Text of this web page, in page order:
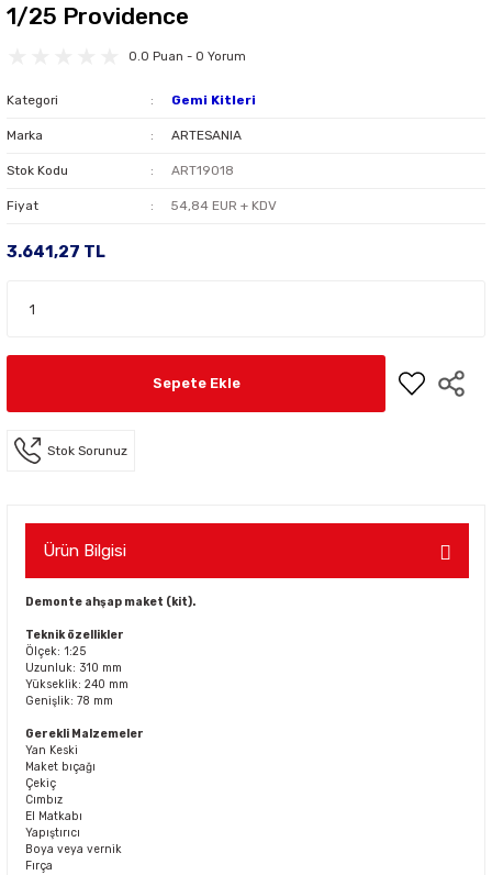
1/25 Providence
0.0 Puan - 0 Yorum
Kategori Gemi Kitleri
Marka ARTESANIA
Stok Kodu ART19018
Fiyat 54,84 EUR + KDV
3.641,27 TL
Sepete Ekle
Stok Sorunuz
Ürün Bilgisi
Demonte ahşap maket (kit).
Teknik özellikler
Ölçek: 1:25
Uzunluk: 310 mm
Yükseklik: 240 mm
Genişlik: 78 mm
Gerekli Malzemeler
Yan Keski
Maket bıçağı
Çekiç
Cımbız
El Matkabı
Yapıştırıcı
Boya veya vernik
Fırça